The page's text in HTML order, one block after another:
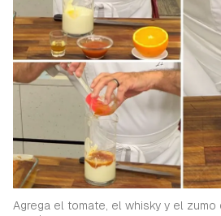
Guardar como
Para poder guardar como
iniciar sesión con tu cuenta de
INICIAR SESIÓN
Agrega el tomate, el whisky y el zumo
Contenido
Gracias por suscribirte a
ACEPTAR